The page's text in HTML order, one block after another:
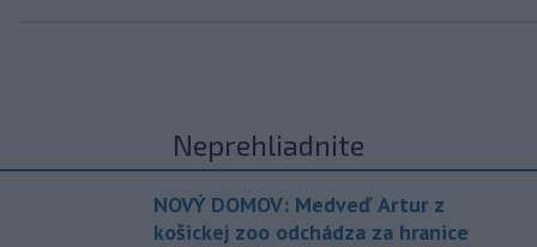
Neprehliadnite
NOVÝ DOMOV: Medveď Artur z
košickej zoo odchádza za hranice